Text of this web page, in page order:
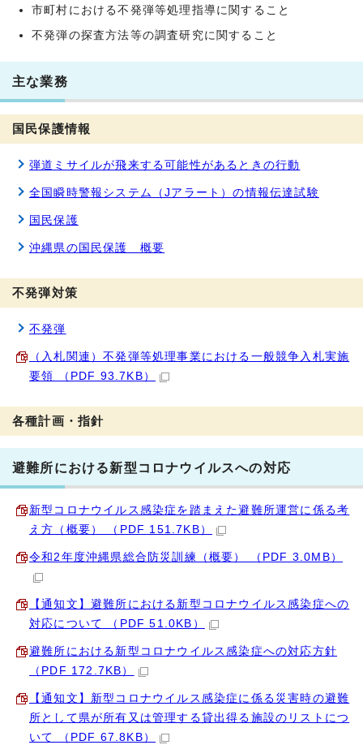
市町村における不発弾等処理指導に関すること
不発弾の探査方法等の調査研究に関すること
主な業務
国民保護情報
弾道ミサイルが飛来する可能性があるときの行動
全国瞬時警報システム（Jアラート）の情報伝達試験
国民保護
沖縄県の国民保護 概要
不発弾対策
不発弾
（入札関連）不発弾等処理事業における一般競争入札実施
要領 （PDF 93.7KB）
各種計画・指針
避難所における新型コロナウイルスへの対応
新型コロナウイルス感染症を踏まえた避難所運営に係る考
え方（概要） （PDF 151.7KB）
令和2年度沖縄県総合防災訓練（概要） （PDF 3.0MB）
【通知文】避難所における新型コロナウイルス感染症への
対応について （PDF 51.0KB）
避難所における新型コロナウイルス感染症への対応方針
（PDF 172.7KB）
【通知文】新型コロナウイルス感染症に係る災害時の避難
所として県が所有又は管理する貸出得る施設のリストにつ
いて （PDF 67.8KB）